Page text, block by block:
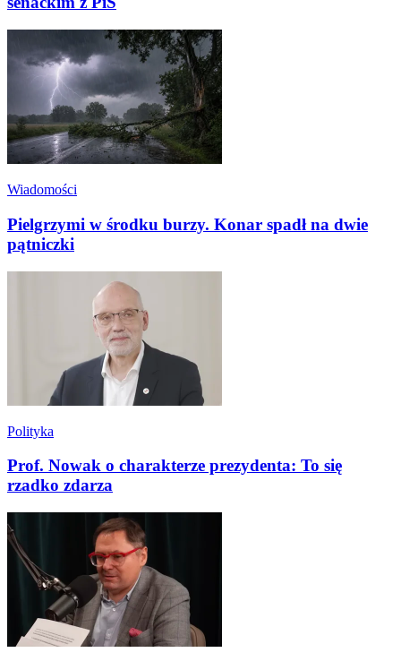
Wiadomości
Pielgrzymi w środku burzy. Konar spadł na dwie
pątniczki
Polityka
Prof. Nowak o charakterze prezydenta: To się
rzadko zdarza